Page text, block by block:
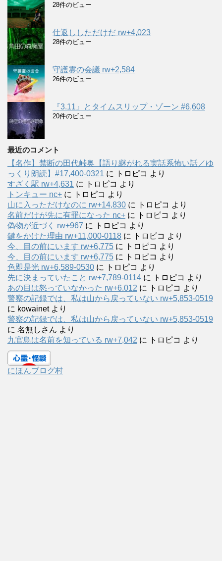
28件のビュー
仕返ししただけだ rw+4,023
28件のビュー
守護霊の会議 rw+2,584
26件のビュー
『3.11』とタイムスリップ・ゾーン #6,608
20件のビュー
最近のコメント
【名作】禁断の田代峠奥【語り継がれる実話系怖い話／ゆ
っくり朗読】#17,400-0321 に トロピコ より
すざく駅 rw+4,631 に トロピコ より
トンキュー nc+ に トロピコ より
山に入っただけなのに rw+14,830 に トロピコ より
名前だけが先に有罪になった nc+ に トロピコ より
偽物が近づく rw+967 に トロピコ より
鍵をかけた理由 rw+11,000-0118 に トロピコ より
今、目の前にいます rw+6,775 に トロピコ より
今、目の前にいます rw+6,775 に トロピコ より
色即是光 rw+6,589-0530 に トロピコ より
先に決まっていたこと rw+7,789-0114 に トロピコ より
あの目は怒っていなかった rw+6.012 に トロピコ より
警察の記録では、私は山から戻っていない rw+5,853-0519
に kowainetより
警察の記録では、私は山から戻っていない rw+5,853-0519
に 名無しさん より
九官鳥は名前を知っている rw+7,042 に トロピコ より
にほんブログ村